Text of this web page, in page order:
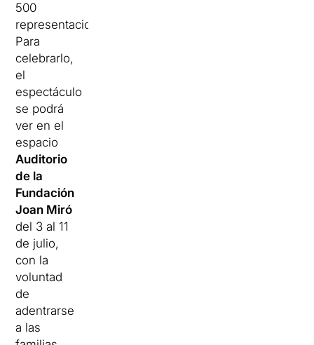
500
representaciones.
Para
celebrarlo,
el
espectáculo
se podrá
ver en el
espacio
Auditorio
de la
Fundación
Joan Miró
del 3 al 11
de julio,
con la
voluntad
de
adentrarse
a las